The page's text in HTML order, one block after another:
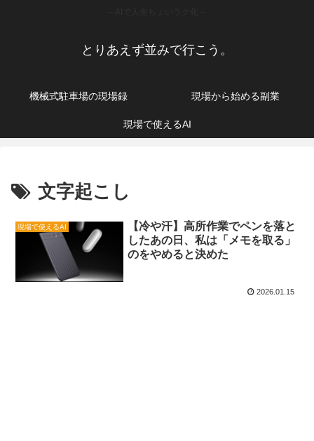
とりあえず並みで行こう。
機械式駐車場の現場録 現場から始める副業
現場で使えるAI
文字起こし
現場で使えるAI
【冷や汗】高所作業でペンを落と
したあの日、私は「メモを取る」
のをやめると決めた
2026.01.15